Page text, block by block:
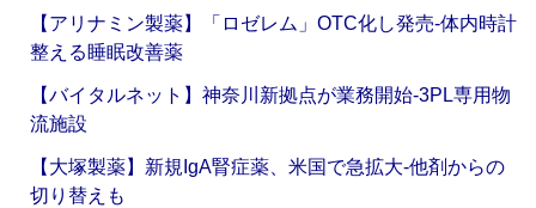
【アリナミン製薬】「ロゼレム」OTC化し発売‐体内時計
整える睡眠改善薬
【バイタルネット】神奈川新拠点が業務開始‐3PL専用物
流施設
【大塚製薬】新規IgA腎症薬、米国で急拡大‐他剤からの
切り替えも